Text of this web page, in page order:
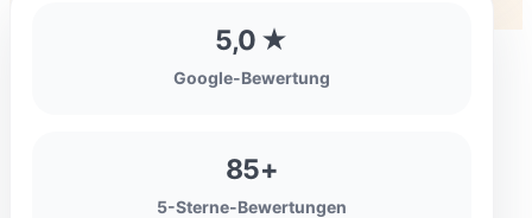
5,0 ★
Google-Bewertung
85+
5-Sterne-Bewertungen